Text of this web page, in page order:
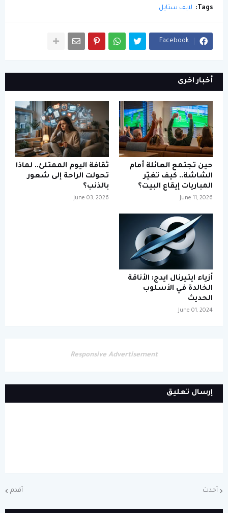
Tags: لايف ستايل
Facebook
أخبار اخرى
حين تجتمع العائلة أمام
الشاشة.. كيف تغيّر
المباريات إيقاع البيت؟
June 11, 2026
ثقافة اليوم الممتلئ.. لماذا
تحولت الراحة إلى شعور
بالذنب؟
June 03, 2026
أزياء ايتيرنال ايدج: الأناقة
الخالدة في الأسلوب
الحديث
June 01, 2024
Responsive Advertisement
إرسال تعليق
أحدث أقدم